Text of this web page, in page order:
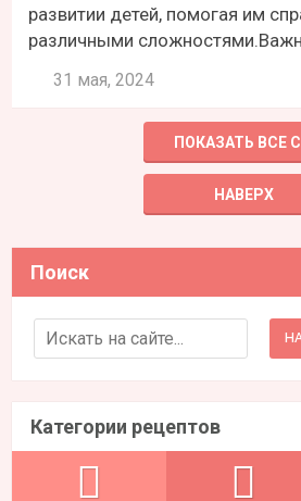
развитии детей, помогая им
различными
31 мая, 2024
ПОКАЗАТЬ ВСЕ
НАВЕРХ
Поиск
Search for:
Категории рецептов